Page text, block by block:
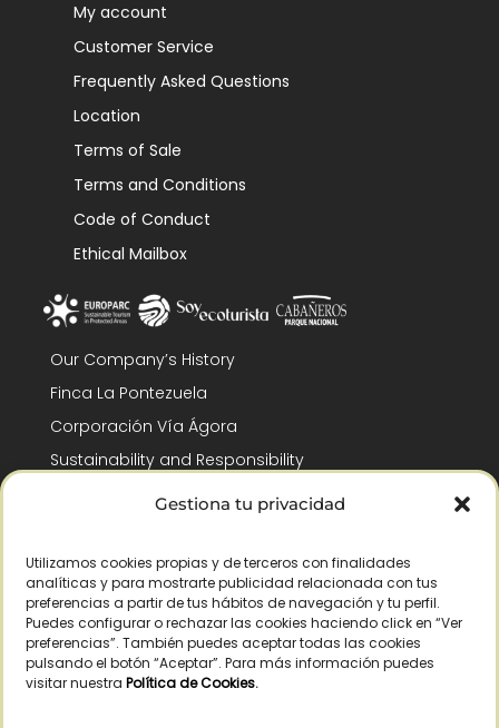
Gestiona tu privacidad
Utilizamos cookies propias y de terceros con finalidades
analíticas y para mostrarte publicidad relacionada con tus
preferencias a partir de tus hábitos de navegación y tu perfil.
Puedes configurar o rechazar las cookies haciendo click en “Ver
preferencias”. También puedes aceptar todas las cookies
pulsando el botón “Aceptar”. Para más información puedes
visitar nuestra Política de Cookies.
My account
Customer Service
Frequently Asked Questions
Location
Terms of Sale
Terms and Conditions
Code of Conduct
Ethical Mailbox
Our Company’s History
Finca La Pontezuela
Corporación Vía Ágora
Sustainability and Responsibility
CSR and Fundación Gómez-Pintado
Recognitions